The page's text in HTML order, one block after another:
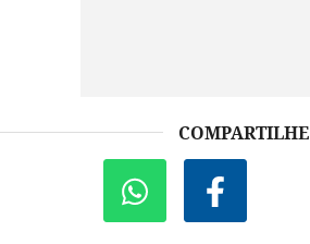
COMPARTILHE